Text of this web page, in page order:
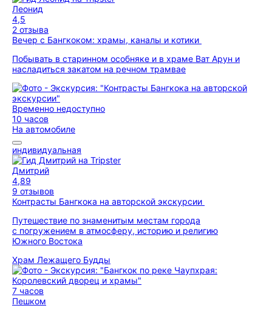
Леонид
4,5
2 отзыва
Вечер с Бангкоком: храмы, каналы и котики
Побывать в старинном особняке и в храме Ват Арун и
насладиться закатом на речном трамвае
Временно недоступно
10 часов
На автомобиле
индивидуальная
Дмитрий
4,89
9 отзывов
Контрасты Бангкока на авторской экскурсии
Путешествие по знаменитым местам города
с погружением в атмосферу, историю и религию
Южного Востока
Храм Лежащего Будды
7 часов
Пешком